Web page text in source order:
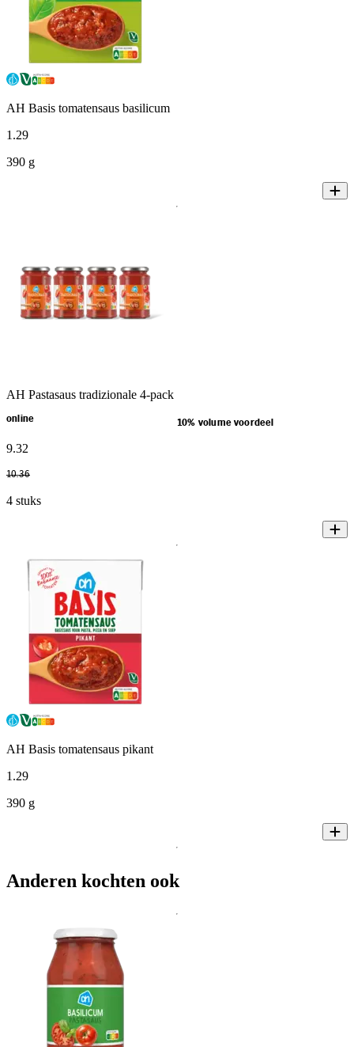
AH Basis tomatensaus basilicum
1 .29
390 g
AH Pastasaus tradizionale 4-pack
online 10% volume voordeel
9.32
10.36
4 stuks
AH Basis tomatensaus pikant
1 .29
390 g
Anderen kochten ook